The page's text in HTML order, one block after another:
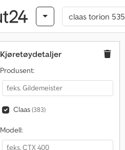
Kjøretøydetaljer
Produsent:
Claas(383)
Modell: